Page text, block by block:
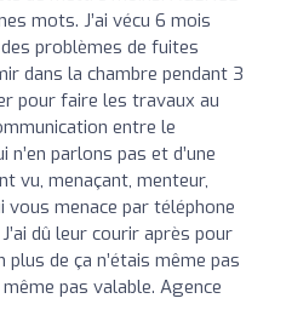
mots. J’ai vécu 6 mois
problèmes de fuites
dans la chambre pendant 3
pour faire les travaux au
entre le
parlons pas et d’une
vu, menaçant, menteur,
menace par téléphone
dû leur courir après pour
de ça n’étais même pas
pas valable. Agence